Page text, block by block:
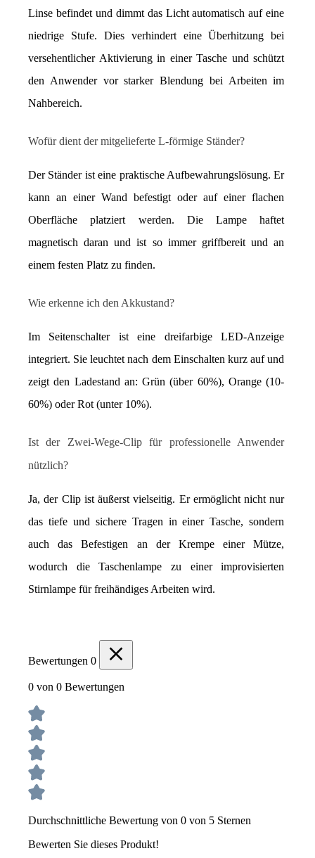
Linse befindet und dimmt das Licht automatisch auf eine
niedrige Stufe. Dies verhindert eine Überhitzung bei
versehentlicher Aktivierung in einer Tasche und schützt
den Anwender vor starker Blendung bei Arbeiten im
Nahbereich.
Wofür dient der mitgelieferte L-förmige Ständer?
Der Ständer ist eine praktische Aufbewahrungslösung. Er
kann an einer Wand befestigt oder auf einer flachen
Oberfläche platziert werden. Die Lampe haftet
magnetisch daran und ist so immer griffbereit und an
einem festen Platz zu finden.
Wie erkenne ich den Akkustand?
Im Seitenschalter ist eine dreifarbige LED-Anzeige
integriert. Sie leuchtet nach dem Einschalten kurz auf und
zeigt den Ladestand an: Grün (über 60%), Orange (10-
60%) oder Rot (unter 10%).
Ist der Zwei-Wege-Clip für professionelle Anwender
nützlich?
Ja, der Clip ist äußerst vielseitig. Er ermöglicht nicht nur
das tiefe und sichere Tragen in einer Tasche, sondern
auch das Befestigen an der Krempe einer Mütze,
wodurch die Taschenlampe zu einer improvisierten
Stirnlampe für freihändiges Arbeiten wird.
Bewertungen 0
0 von 0 Bewertungen
Durchschnittliche Bewertung von 0 von 5 Sternen
Bewerten Sie dieses Produkt!